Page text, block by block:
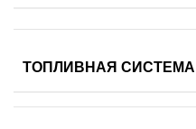
ТОПЛИВНАЯ СИСТЕМА